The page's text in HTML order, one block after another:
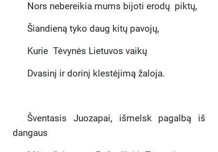
Nors nebereikia mums bijoti erodų piktų,
Šiandieną tyko daug kitų pavojų,
Kurie Tėvynės Lietuvos vaikų
Dvasinį ir dorinį klestėjimą žaloja.
Šventasis Juozapai, išmelsk pagalbą iš
dangaus